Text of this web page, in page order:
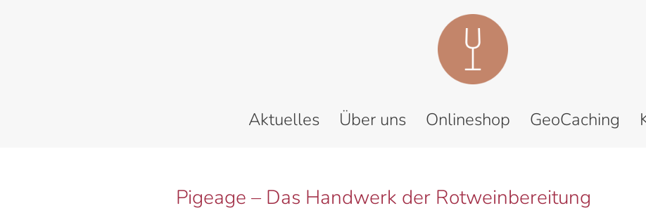
Aktuelles Über uns Onlineshop GeoCaching
Pigeage – Das Handwerk der Rotweinbereitung